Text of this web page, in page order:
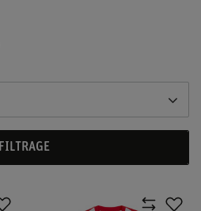
FILTRAGE